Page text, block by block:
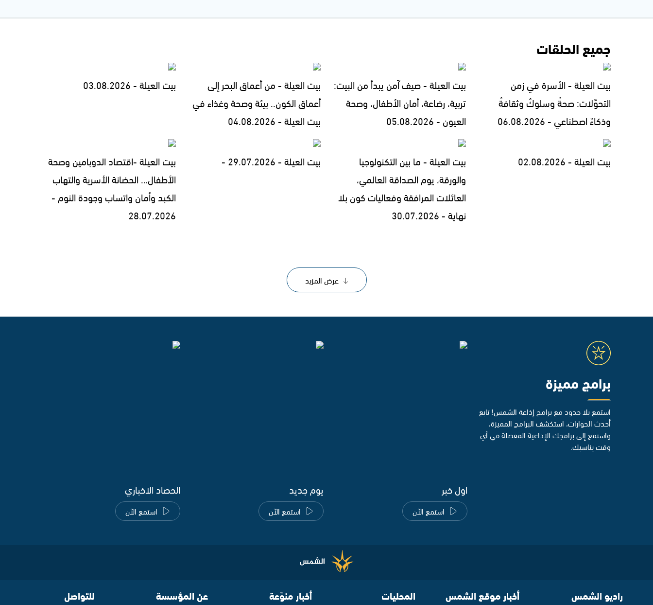
جميع الحلقات
بيت العيلة - الأسرة في زمن
التحوّلات: صحةٌ وسلوكٌ وثقافةٌ
وذكاءٌ اصطناعي - 06.08.2026
بيت العيلة - صيف آمن يبدأ من البيت:
تربية، رضاعة، أمان الأطفال، وصحة
العيون - 05.08.2026
بيت العيلة - من أعماق البحر إلى
أعماق الكون.. بيئة وصحة وغذاء في
بيت العيلة - 04.08.2026
بيت العيلة - 03.08.2026
بيت العيلة - 02.08.2026
بيت العيلة - ما بين التكنولوجيا
والورقة، يوم الصداقة العالمي،
العائلات المرافقة وفعاليات كون بلا
نهاية - 30.07.2026
بيت العيلة - 29.07.2026 -
بيت العيلة -اقتصاد الدوبامين وصحة
الأطفال… الحضانة الأسرية والتهاب
الكبد وأمان واتساب وجودة النوم -
28.07.2026
عرض المزيد
برامج مميزة
استمع بلا حدود مع برامج إذاعة الشمس! تابع
أحدث الحوارات، استكشف البرامج المميزة،
واستمع إلى برامجك الإذاعية المفضلة في أي
وقت يناسبك.
اول خبر
استمع الآن
يوم جديد
استمع الآن
الحصاد الاخباري
استمع الآن
راديو الشمس أخبار موقع الشمس المحليات أخبار منوّعة عن المؤسسة للتواصل